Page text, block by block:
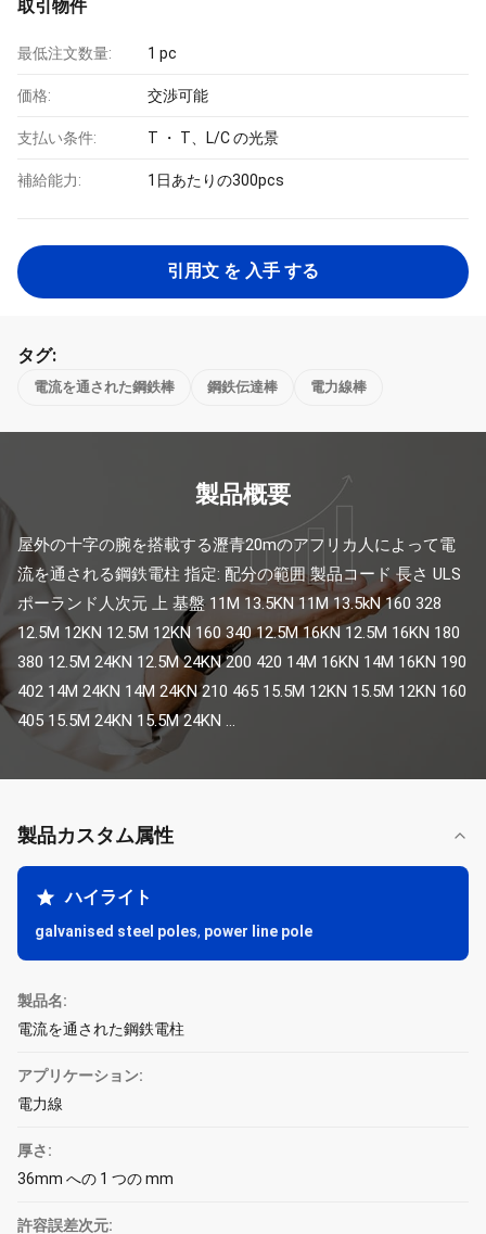
取引物件
最低注文数量: 1 pc
価格: 交渉可能
支払い条件: T ・ T、L/C の光景
補給能力: 1日あたりの300pcs
引用文 を 入手 する
タグ:
電流を通された鋼鉄棒 鋼鉄伝達棒 電力線棒
製品概要
屋外の十字の腕を搭載する瀝青20mのアフリカ人によって電
流を通される鋼鉄電柱 指定: 配分の範囲 製品コード 長さ ULS
ポーランド人次元 上 基盤 11M 13.5KN 11M 13.5kN 160 328
12.5M 12KN 12.5M 12KN 160 340 12.5M 16KN 12.5M 16KN 180
380 12.5M 24KN 12.5M 24KN 200 420 14M 16KN 14M 16KN 190
402 14M 24KN 14M 24KN 210 465 15.5M 12KN 15.5M 12KN 160
405 15.5M 24KN 15.5M 24KN ...
製品カスタム属性
ハイライト
galvanised steel poles, power line pole
製品名:
電流を通された鋼鉄電柱
アプリケーション:
電力線
厚さ:
36mm への 1 つの mm
許容誤差次元: